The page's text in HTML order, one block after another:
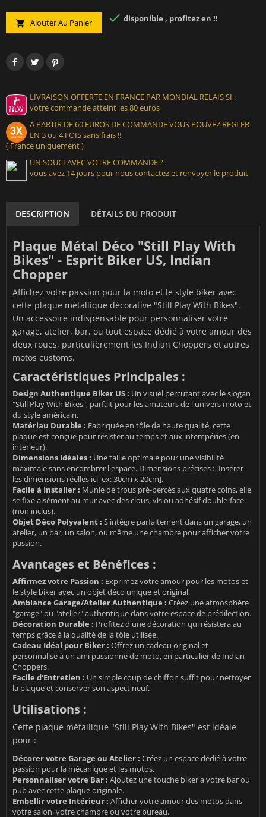
 Ajouter Au Panier  disponible , profitez en !!
LIVRAISON OFFERTE EN FRANCE PAR MONDIAL RELAIS SI :
votre commande atteint les 80 euros
A PARTIR DE 60 EUROS DE COMMANDE VOUS POUVEZ REGLER
EN 3 ou 4 FOIS sans frais !!
( France uniquement )
UN SOUCI AVEC VOTRE COMMANDE ?
vous avez 14 jours pour nous contactez et renvoyer le produit
DESCRIPTION DÉTAILS DU PRODUIT
Plaque Métal Déco "Still Play With
Bikes" - Esprit Biker US, Indian
Chopper
Affichez votre passion pour la moto et le style biker avec
cette plaque métallique décorative "Still Play With Bikes".
Un accessoire indispensable pour personnaliser votre
garage, atelier, bar, ou tout espace dédié à votre amour des
deux roues, particulièrement les Indian Choppers et autres
motos customs.
Caractéristiques Principales :
Design Authentique Biker US : Un visuel percutant avec le slogan
"Still Play With Bikes", parfait pour les amateurs de l'univers moto et
du style américain.
Matériau Durable : Fabriquée en tôle de haute qualité, cette
plaque est conçue pour résister au temps et aux intempéries (en
intérieur).
Dimensions Idéales : Une taille optimale pour une visibilité
maximale sans encombrer l'espace. Dimensions précises : [Insérer
les dimensions réelles ici, ex: 30cm x 20cm].
Facile à Installer : Munie de trous pré-percés aux quatre coins, elle
se fixe aisément au mur avec des clous, vis ou adhésif double-face
(non inclus).
Objet Déco Polyvalent : S'intègre parfaitement dans un garage, un
atelier, un bar, un salon, ou même une chambre pour afficher votre
passion.
Avantages et Bénéfices :
Affirmez votre Passion : Exprimez votre amour pour les motos et
le style biker avec un objet déco unique et original.
Ambiance Garage/Atelier Authentique : Créez une atmosphère
"garage" ou "atelier" authentique dans votre espace de prédilection.
Décoration Durable : Profitez d'une décoration qui résistera au
temps grâce à la qualité de la tôle utilisée.
Cadeau Idéal pour Biker : Offrez un cadeau original et
personnalisé à un ami passionné de moto, en particulier de Indian
Choppers.
Facile d'Entretien : Un simple coup de chiffon suffit pour nettoyer
la plaque et conserver son aspect neuf.
Utilisations :
Cette plaque métallique "Still Play With Bikes" est idéale
pour :
Décorer votre Garage ou Atelier : Créez un espace dédié à votre
passion pour la mécanique et les motos.
Personnaliser votre Bar : Ajoutez une touche biker à votre bar ou
pub avec cette plaque originale.
Embellir votre Intérieur : Afficher votre amour des motos dans
votre salon, votre chambre ou votre bureau.